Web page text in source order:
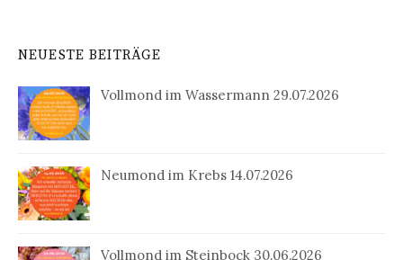
NEUESTE BEITRÄGE
Vollmond im Wassermann 29.07.2026
Neumond im Krebs 14.07.2026
Vollmond im Steinbock 30.06.2026